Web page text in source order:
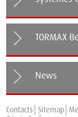
TORMAX
News
efficacité
Contacts Sitemap